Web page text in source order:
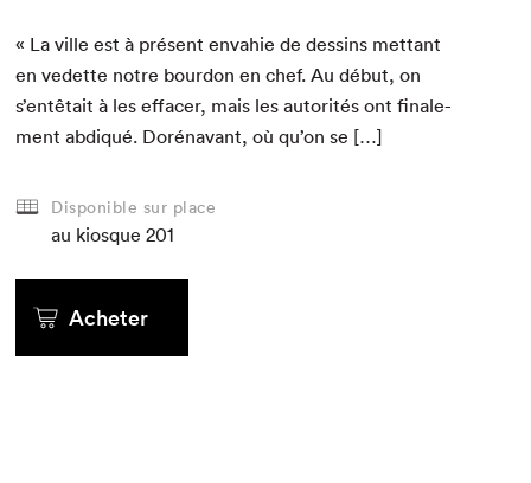
« La ville est à présent envahie de dessins met­tant
en vedette notre bour­don en chef. Au début, on
s’entêtait à les effac­er, mais les autorités ont finale­
ment abdiqué. Doré­na­vant, où qu’on se […]
Disponible sur place
au kiosque 201
Acheter